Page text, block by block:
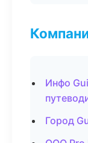
Инфо
Город